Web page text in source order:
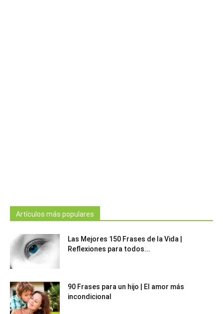
Artículos más populares
Las Mejores 150 Frases de la Vida |
Reflexiones para todos...
90 Frases para un hijo | El amor más
incondicional